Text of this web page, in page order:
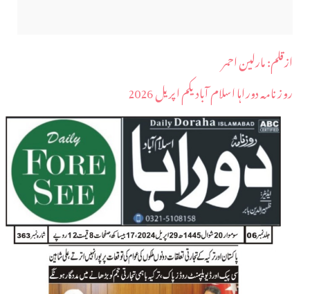
ازقلم: مارلین احمر
روز نامہ دوراہا اسلام آباد یکم اپریل 2026